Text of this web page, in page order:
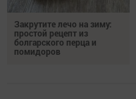
Закрутите лечо на зиму:
простой рецепт из
болгарского перца и
помидоров